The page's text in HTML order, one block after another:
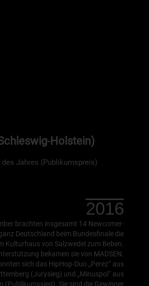
Holstein)
Jahres (Publikumspreis)
2016
brachten insgesamt 14 Newcomer-
Deutschland beim Bundesfinale die
Kulturhaus von Salzwedel zum Beben.
bekamen sie von MADSEN.
sich das HipHop-Duo „Perez“ aus
(Jurysieg) und „Minuspol“ aus
(Publikumssieg). Sie sind die Gewinner